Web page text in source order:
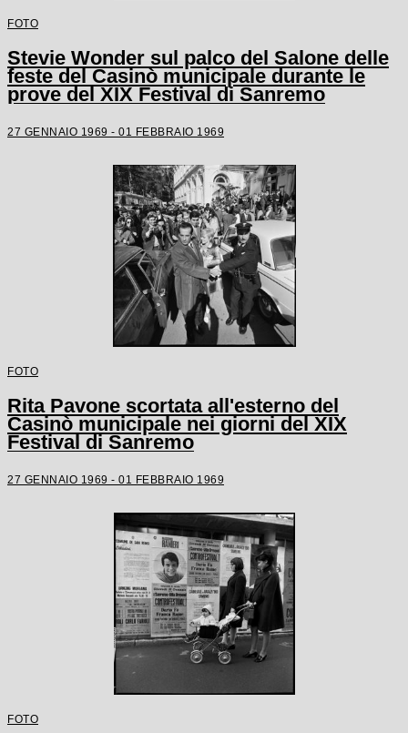
FOTO
Stevie Wonder sul palco del Salone delle
feste del Casinò municipale durante le
prove del XIX Festival di Sanremo
27 GENNAIO 1969 - 01 FEBBRAIO 1969
FOTO
Rita Pavone scortata all'esterno del
Casinò municipale nei giorni del XIX
Festival di Sanremo
27 GENNAIO 1969 - 01 FEBBRAIO 1969
FOTO